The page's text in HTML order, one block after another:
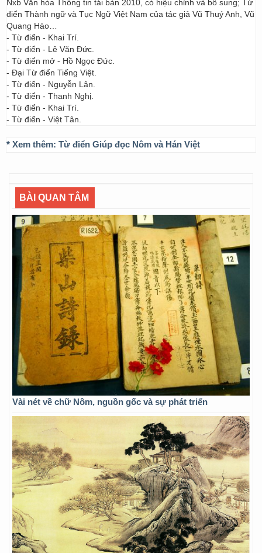
Nxb Văn hóa Thông tin tái bản 2010, có hiệu chỉnh và bổ sung; Từ
điển Thành ngữ và Tục Ngữ Việt Nam của tác giả Vũ Thuý Anh, Vũ
Quang Hào…
- Từ điển - Khai Trí.
- Từ điển - Lê Văn Đức.
- Từ điển mở - Hồ Ngọc Đức.
- Đại Từ điển Tiếng Việt.
- Từ điển - Nguyễn Lân.
- Từ điển - Thanh Nghị.
- Từ điển - Khai Trí.
- Từ điển - Việt Tân.
* Xem thêm: Từ điển Giúp đọc Nôm và Hán Việt
BÀI QUAN TÂM
Vài nét về chữ Nôm, nguồn gốc và sự phát triển